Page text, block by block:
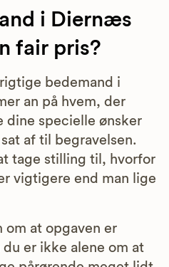
i Diernæs
fair pris?
bedemand i
an på hvem, der
dine specielle ønsker
af til begravelsen.
tage stilling til, hvorfor
vigtigere end man lige
om at opgaven er
er ikke alene om at